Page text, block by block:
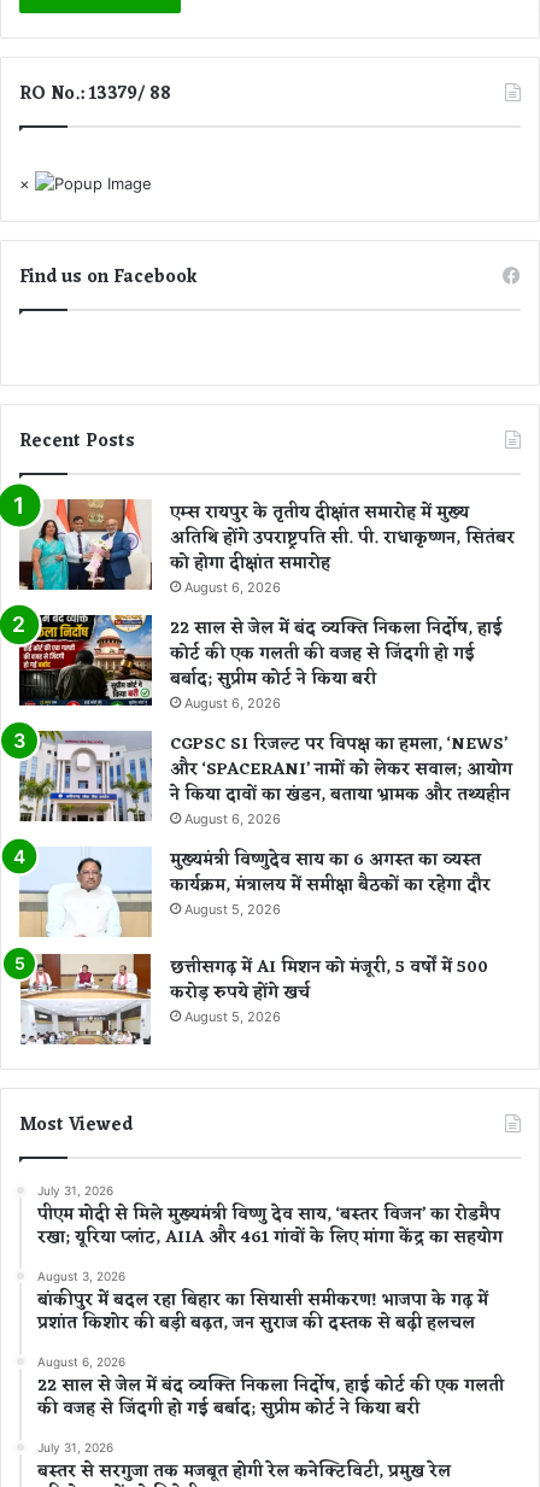
RO No.: 13379/ 88
×
Find us on Facebook
Recent Posts
एम्स रायपुर के तृतीय दीक्षांत समारोह में मुख्य
अतिथि होंगे उपराष्ट्रपति सी. पी. राधाकृष्णन, सितंबर
को होगा दीक्षांत समारोह
August 6, 2026
22 साल से जेल में बंद व्यक्ति निकला निर्दोष, हाई
कोर्ट की एक गलती की वजह से जिंदगी हो गई
बर्बाद; सुप्रीम कोर्ट ने किया बरी
August 6, 2026
CGPSC SI रिजल्ट पर विपक्ष का हमला, ‘NEWS’
और ‘SPACERANI’ नामों को लेकर सवाल; आयोग
ने किया दावों का खंडन, बताया भ्रामक और तथ्यहीन
August 6, 2026
मुख्यमंत्री विष्णुदेव साय का 6 अगस्त का व्यस्त
कार्यक्रम, मंत्रालय में समीक्षा बैठकों का रहेगा दौर
August 5, 2026
छत्तीसगढ़ में AI मिशन को मंजूरी, 5 वर्षों में 500
करोड़ रुपये होंगे खर्च
August 5, 2026
Most Viewed
July 31, 2026
पीएम मोदी से मिले मुख्यमंत्री विष्णु देव साय, ‘बस्तर विजन’ का रोडमैप
रखा; यूरिया प्लांट, AIIA और 461 गांवों के लिए मांगा केंद्र का सहयोग
August 3, 2026
बांकीपुर में बदल रहा बिहार का सियासी समीकरण! भाजपा के गढ़ में
प्रशांत किशोर की बड़ी बढ़त, जन सुराज की दस्तक से बढ़ी हलचल
August 6, 2026
22 साल से जेल में बंद व्यक्ति निकला निर्दोष, हाई कोर्ट की एक गलती
की वजह से जिंदगी हो गई बर्बाद; सुप्रीम कोर्ट ने किया बरी
July 31, 2026
बस्तर से सरगुजा तक मजबूत होगी रेल कनेक्टिविटी, प्रमुख रेल